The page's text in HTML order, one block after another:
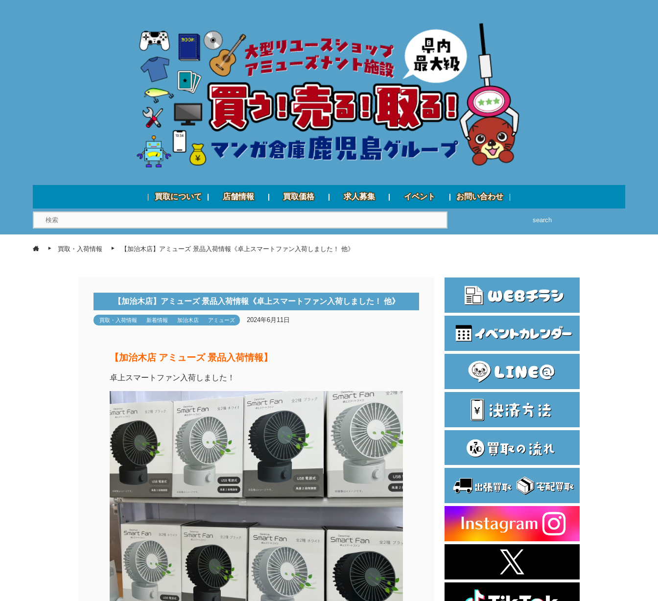
買取について 店舗情報 買取価格 求人募集 イベント お問い合わせ
search
買取・入荷情報 【加治木店】アミューズ 景品入荷情報《卓上スマートファン入荷しました！ 他》
【加治木店】アミューズ 景品入荷情報《卓上スマートファン入荷しました！ 他》
買取・入荷情報 新着情報 加治木店 アミューズ 2024年6月11日
【加治木店 アミューズ 景品入荷情報】
卓上スマートファン入荷しました！